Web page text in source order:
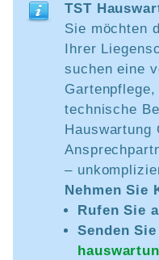
TST
Sie möchten
Ihrer
suchen eine
technische
Hauswartung
–
Nehmen Sie
Rufen Sie
Senden